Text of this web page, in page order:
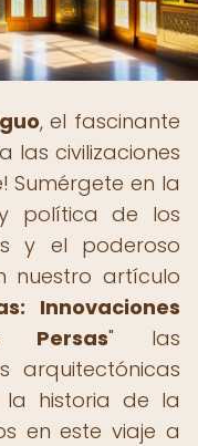
, el fascinante
civilizaciones
Sumérgete en la
política de los
y el poderoso
nuestro artículo
Innovaciones
Persas" las
arquitectónicas
historia de la
en este viaje a